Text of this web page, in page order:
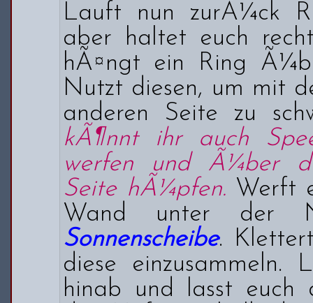
Lauft nun zurÃ¼ck
aber haltet euch
hÃ¤ngt ein Ring
Nutzt diesen, um mit
anderen Seite zu
kÃ¶nnt ihr auch
werfen und Ã¼ber
Seite hÃ¼pfen. Werft
Wand unter der
Sonnenscheibe.
diese einzusammeln.
hinab und lasst euch